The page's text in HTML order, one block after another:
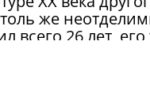
же
всего 26 лет,